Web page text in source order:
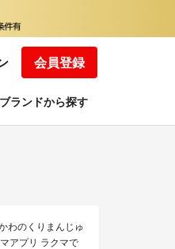
会員登録
ブランドから探す
わのくりまんじゅ
アプリ ラクマで